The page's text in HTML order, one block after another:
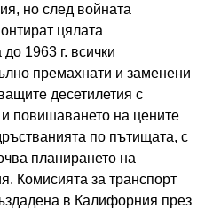
но след войната
цялата
1963 г. всички
премахнати и заменени
десетилетия с
повишаването на цените
по пътищата, с
планирането на
Комисията за транспорт
в Калифорния през